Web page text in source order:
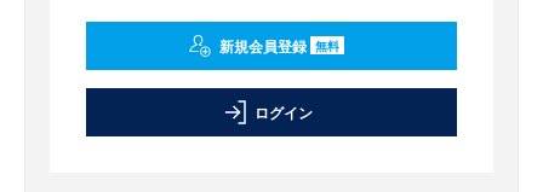
新規会員登録 無料
ログイン